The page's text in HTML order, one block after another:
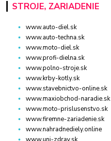
STROJE, ZARIADENIE
www.auto-diel.sk
www.auto-techna.sk
www.moto-diel.sk
www.profi-dielna.sk
www.polno-stroje.sk
www.krby-kotly.sk
www.stavebnictvo-online.sk
www.maxiobchod-naradie.sk
www.moto-prislusenstvo.sk
www.firemne-zariadenie.sk
www.nahradnediely.online